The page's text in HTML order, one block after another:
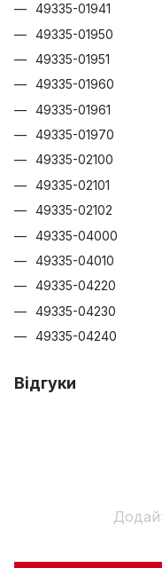
49335-01941
49335-01950
49335-01951
49335-01960
49335-01961
49335-01970
49335-02100
49335-02101
49335-02102
49335-04000
49335-04010
49335-04220
49335-04230
49335-04240
Відгуки